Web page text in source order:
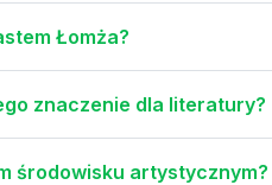
Łomża?
znaczenie dla literatury?
środowisku artystycznym?